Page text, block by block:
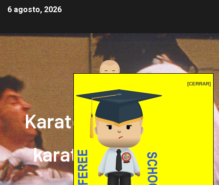
[CERRAR]
6 agosto, 2026
Karate mrprepor: el
karate en internet
El karate en internet